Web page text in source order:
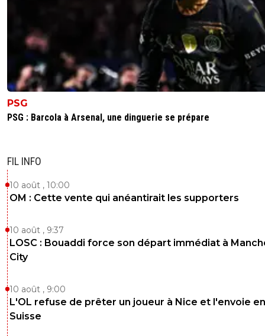
PSG
PSG : Barcola à Arsenal, une dinguerie se prépare
FIL INFO
10 août , 10:00
OM : Cette vente qui anéantirait les supporters
10 août , 9:37
LOSC : Bouaddi force son départ immédiat à
City
10 août , 9:00
L'OL refuse de prêter un joueur à Nice et l'envoie en
Suisse